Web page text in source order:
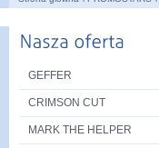
GEFFER
CRIMSON CUT
MARK THE HELPER